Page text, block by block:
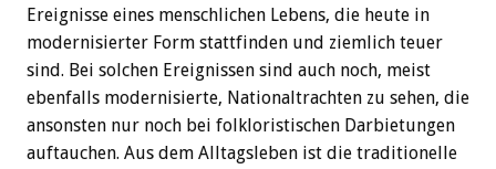
Ereignisse eines menschlichen Lebens, die heute in
modernisierter Form stattfinden und ziemlich teuer
sind. Bei solchen Ereignissen sind auch noch, meist
ebenfalls modernisierte, Nationaltrachten zu sehen, die
ansonsten nur noch bei folkloristischen Darbietungen
auftauchen. Aus dem Alltagsleben ist die traditionelle